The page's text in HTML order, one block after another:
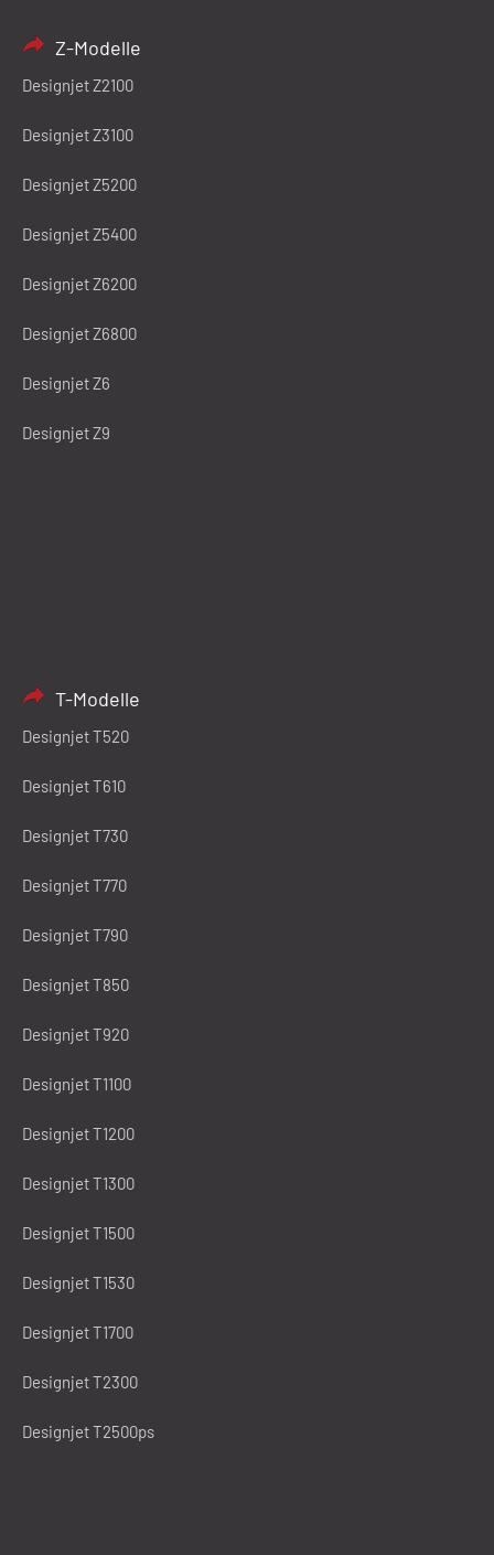
Z-Modelle
Designjet Z2100
Designjet Z3100
Designjet Z5200
Designjet Z5400
Designjet Z6200
Designjet Z6800
Designjet Z6
Designjet Z9
T-Modelle
Designjet T520
Designjet T610
Designjet T730
Designjet T770
Designjet T790
Designjet T850
Designjet T920
Designjet T1100
Designjet T1200
Designjet T1300
Designjet T1500
Designjet T1530
Designjet T1700
Designjet T2300
Designjet T2500ps